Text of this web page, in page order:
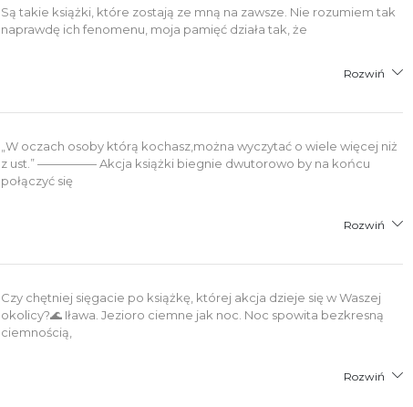
Są takie książki, które zostają ze mną na zawsze. Nie rozumiem tak
naprawdę ich fenomenu, moja pamięć działa tak, że
Rozwiń
„W oczach osoby którą kochasz,można wyczytać o wiele więcej niż
z ust.” ————— Akcja książki biegnie dwutorowo by na końcu
połączyć się
Rozwiń
Czy chętniej sięgacie po książkę, której akcja dzieje się w Waszej
okolicy?🌊 Iława. Jezioro ciemne jak noc. Noc spowita bezkresną
ciemnością,
Rozwiń